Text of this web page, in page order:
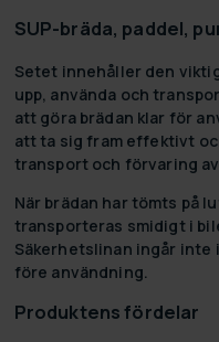
SUP-bräda, paddel,
Setet innehåller den
upp, använda och
att göra brädan klar för
att ta sig fram effektivt
transport och förvaring
När brädan har tömts på
transporteras smidigt i
Säkerhetslinan ingår inte
före användning.
Produktens fördelar